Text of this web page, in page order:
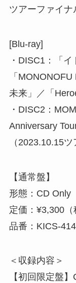
ツアーファイ
[Blu-ray]
・DISC1：「
「
未来」／「
・DISC2：
Anniversary
（2023.10.15
【通常盤】
形態：CD Only
定価：¥3,300（
品番：KICS-
＜収録内容＞
【初回限定盤